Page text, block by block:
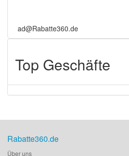
ad@Rabatte360.de
Top Geschäfte
Rabatte360.de
Über uns